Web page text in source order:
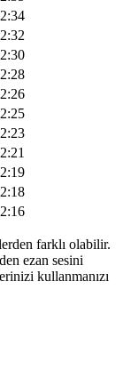
farklı olabilir.
ezan sesini
kullanmanızı